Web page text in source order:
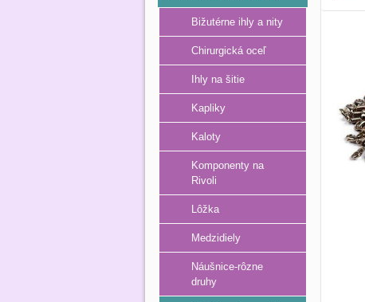
Bižutérne ihly a nity
Chirurgická oceľ
Ihly na šitie
Kapliky
Kaloty
Komponenty na
Rivoli
Lôžka
Medzidiely
Náušnice-rôzne
druhy